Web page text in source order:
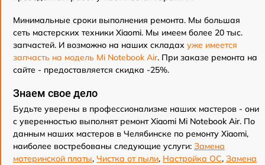
Минимальные сроки выполнения ремонта. Мы большая
сеть мастерских техники Xiaomi. Мы имеем более 20 тыс.
запчастей. И возможно на наших складах уже имеется
запчасть на модель Mi Notebook Air. При заказе ремонта на
сайте - предоставляется скидка -25%.
Знаем свое дело
Будьте уверены в профессионализме наших мастеров - они
с уверенностью выполнят ремонт Xiaomi Mi Notebook Air. По
данным наших мастеров в Челябинске по ремонту Xiaomi,
наиболее востребованы следующие услуги: Замена
материнской платы, Чистка от пыли, Настройка ОС, Замена